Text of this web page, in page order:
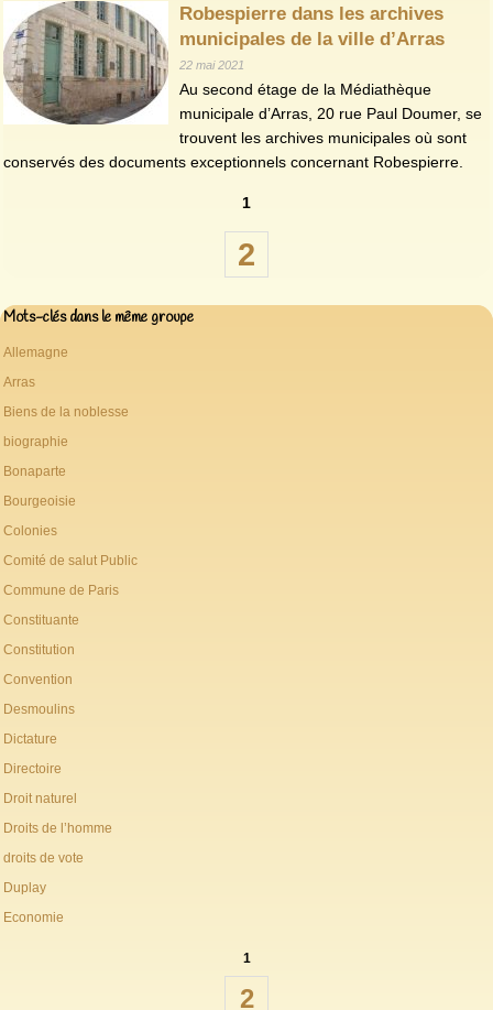
Robespierre dans les archives
municipales de la ville d’Arras
22 mai 2021
Au second étage de la Médiathèque
municipale d’Arras, 20 rue Paul Doumer, se
trouvent les archives municipales où sont
conservés des documents exceptionnels concernant Robespierre.
1
2
Mots-clés dans le même groupe
Allemagne
Arras
Biens de la noblesse
biographie
Bonaparte
Bourgeoisie
Colonies
Comité de salut Public
Commune de Paris
Constituante
Constitution
Convention
Desmoulins
Dictature
Directoire
Droit naturel
Droits de l’homme
droits de vote
Duplay
Economie
1
2